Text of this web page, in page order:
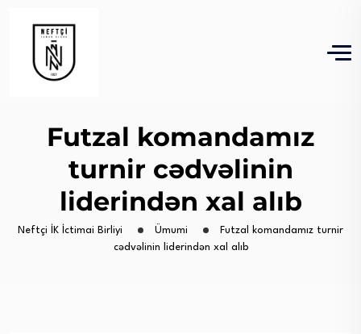
Futzal komandamız
turnir cədvəlinin
liderindən xal alıb
Neftçi İK İctimai Birliyi Ümumi
Futzal komandamız turnir
cədvəlinin liderindən xal alıb